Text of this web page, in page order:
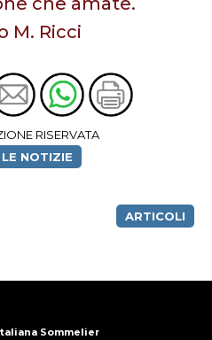
M. Ricci
RISERVATA
NOTIZIE
ARTICOLI
Sommelier